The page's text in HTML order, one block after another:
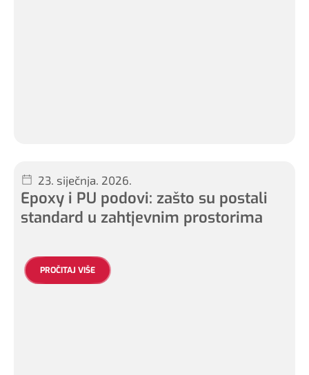
23. siječnja. 2026.
Epoxy i PU podovi: zašto su postali
standard u zahtjevnim prostorima
PROČITAJ VIŠE